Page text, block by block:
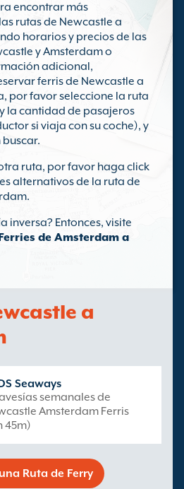
encontrar más
rutas de Newcastle a
horarios y precios de las
y Amsterdam o
adicional,
ferris de Newcastle a
por favor seleccione la ruta
la cantidad de pasajeros
si viaja con su coche), y
ruta, por favor haga click
alternativos de la ruta de
inversa? Entonces, visite
de Amsterdam a
a
Seaways
semanales de
Amsterdam Ferris
45m)
Ruta de Ferry